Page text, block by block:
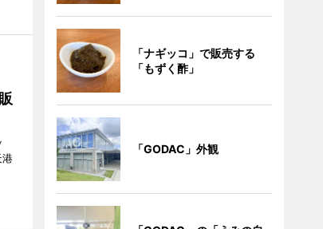
港
「ナギッコ」で販売する
「もずく酢」
「GODAC」外観